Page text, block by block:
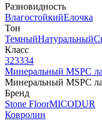
Разновидность
ВлагостойкийЕлочка
Тон
ТемныйНатуральный
Класс
323334
Минеральный MSPC
Минеральный MSPC
Бренд
Stone FloorMICODUR
Ковролин